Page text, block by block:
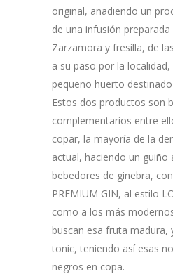
original, añadiendo un
de una infusión preparada
Zarzamora y fresilla, de
a su paso por la
pequeño huerto
Estos dos productos son
complementarios entre
copar, la mayoría de la
actual, haciendo un guiño
bebedores de ginebra,
PREMIUM GIN, al estilo
como a los más
buscan esa fruta madura,
tonic, teniendo así esas
negros en copa.